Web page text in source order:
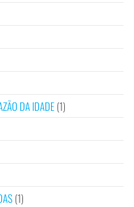
DA IDADE(1)
(1)